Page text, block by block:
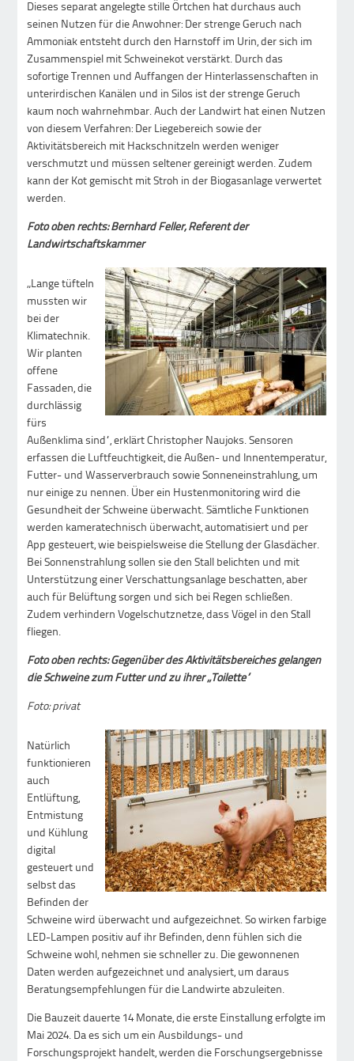
Dieses separat angelegte stille Örtchen hat durchaus auch
seinen Nutzen für die Anwohner: Der strenge Geruch nach
Ammoniak entsteht durch den Harnstoff im Urin, der sich im
Zusammenspiel mit Schweinekot verstärkt. Durch das
sofortige Trennen und Auffangen der Hinterlassenschaften in
unterirdischen Kanälen und in Silos ist der strenge Geruch
kaum noch wahrnehmbar. Auch der Landwirt hat einen Nutzen
von diesem Verfahren: Der Liegebereich sowie der
Aktivitätsbereich mit Hackschnitzeln werden weniger
verschmutzt und müssen seltener gereinigt werden. Zudem
kann der Kot gemischt mit Stroh in der Biogasanlage verwertet
werden.
Foto oben rechts: Bernhard Feller, Referent der
Landwirtschaftskammer
„Lange tüfteln
mussten wir
bei der
Klimatechnik.
Wir planten
offene
Fassaden, die
durchlässig
fürs
Außenklima sind“, erklärt Christopher Naujoks. Sensoren
erfassen die Luftfeuchtigkeit, die Außen- und Innentemperatur,
Futter- und Wasserverbrauch sowie Sonneneinstrahlung, um
nur einige zu nennen. Über ein Hustenmonitoring wird die
Gesundheit der Schweine überwacht. Sämtliche Funktionen
werden kameratechnisch überwacht, automatisiert und per
App gesteuert, wie beispielsweise die Stellung der Glasdächer.
Bei Sonnenstrahlung sollen sie den Stall belichten und mit
Unterstützung einer Verschattungsanlage beschatten, aber
auch für Belüftung sorgen und sich bei Regen schließen.
Zudem verhindern Vogelschutznetze, dass Vögel in den Stall
fliegen.
Foto oben rechts: Gegenüber des Aktivitätsbereiches gelangen
die Schweine zum Futter und zu ihrer „Toilette“
Foto: privat
Natürlich
funktionieren
auch
Entlüftung,
Entmistung
und Kühlung
digital
gesteuert und
selbst das
Befinden der
Schweine wird überwacht und aufgezeichnet. So wirken farbige
LED-Lampen positiv auf ihr Befinden, denn fühlen sich die
Schweine wohl, nehmen sie schneller zu. Die gewonnenen
Daten werden aufgezeichnet und analysiert, um daraus
Beratungsempfehlungen für die Landwirte abzuleiten.
Die Bauzeit dauerte 14 Monate, die erste Einstallung erfolgte im
Mai 2024. Da es sich um ein Ausbildungs- und
Forschungsprojekt handelt, werden die Forschungsergebnisse